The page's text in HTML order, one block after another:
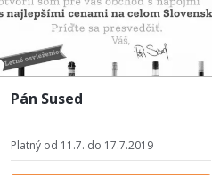
Pán Sused
Platný od 11.7. do 17.7.2019